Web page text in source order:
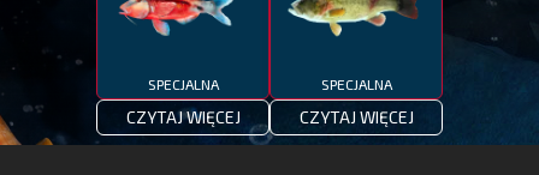
SPECJALNA
CZYTAJ WIĘCEJ
SPECJALNA
CZYTAJ WIĘCEJ